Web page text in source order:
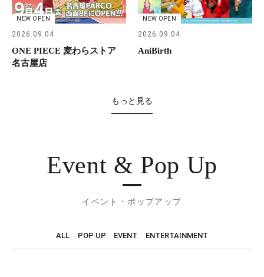
NEW OPEN
2026.09.04
ONE PIECE 麦わらストア
名古屋店
NEW OPEN
2026.09.04
AniBirth
もっと見る
Event & Pop Up
イベント・ポップアップ
ALL POP UP EVENT ENTERTAINMENT